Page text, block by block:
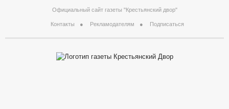
Официальный сайт газеты "Крестьянский двор"
Контакты Рекламодателям Подписаться